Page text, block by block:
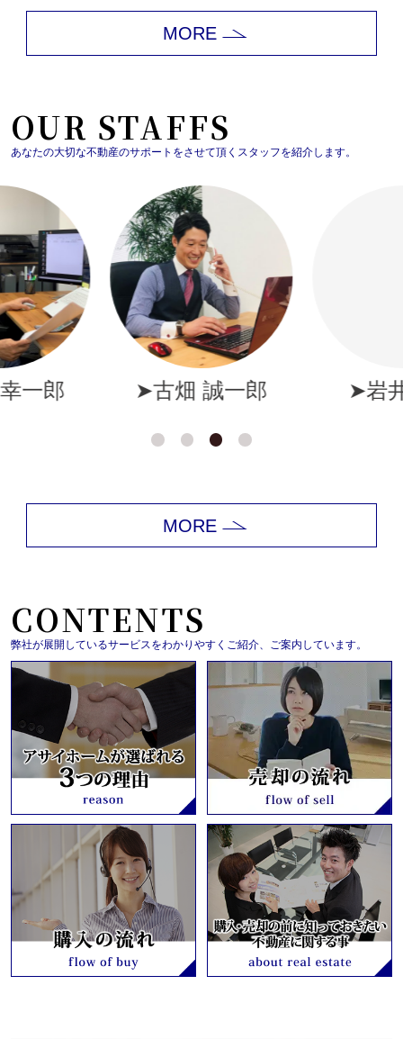
予定がないまま...
戸川...
MORE
OUR STAFFS
あなたの大切な不動産のサポートをさせて頂くスタッフを紹介します。
一郎 ➤古畑 誠一郎 ➤岩
MORE
CONTENTS
弊社が展開しているサービスをわかりやすくご紹介、ご案内しています。